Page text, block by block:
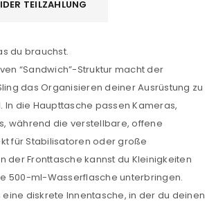
TEILZAHLUNG
du brauchst.
“Sandwich”-Struktur macht der
das Organisieren deiner Ausrüstung zu
In die Haupttasche passen Kameras,
während die verstellbare, offene
für Stabilisatoren oder große
der Fronttasche kannst du Kleinigkeiten
500-ml-Wasserflasche unterbringen.
diskrete Innentasche, in der du deinen